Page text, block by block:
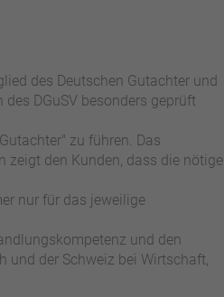
des Deutschen Gutachter und
DGuSV besonders geprüft
zu führen. Das
zeigt den Kunden, dass die nötige
nur für das jeweilige
und den
und der Schweiz bei Wirtschaft,